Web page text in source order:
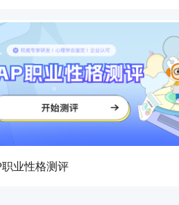
业性格测评